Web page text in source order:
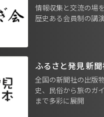
情報収集と交流の場
歴史ある会員制の講
ふるさと発見 新
全国の新聞社の出版
史、民俗から旅のガ
まで多彩に展開